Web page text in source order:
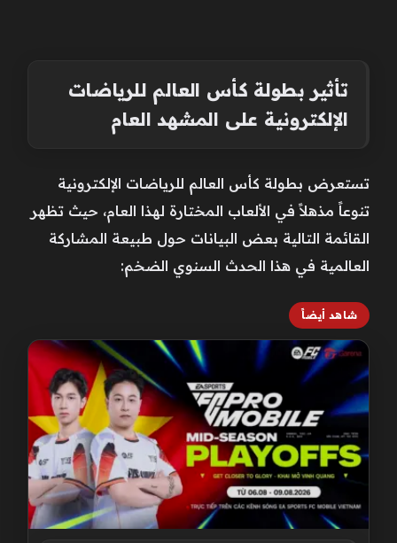
تأثير بطولة كأس العالم للرياضات
الإلكترونية على المشهد العام
تستعرض بطولة كأس العالم للرياضات الإلكترونية
تنوعاً مذهلاً في الألعاب المختارة لهذا العام، حيث تظهر
القائمة التالية بعض البيانات حول طبيعة المشاركة
العالمية في هذا الحدث السنوي الضخم:
شاهد أيضاً